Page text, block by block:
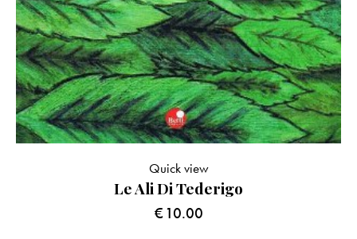
Le Ali Di Tederigo
€10.00
Quick view